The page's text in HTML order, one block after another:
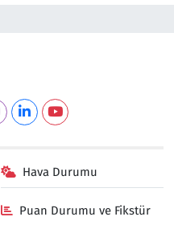
Hava Durumu
Puan Durumu ve Fikstür